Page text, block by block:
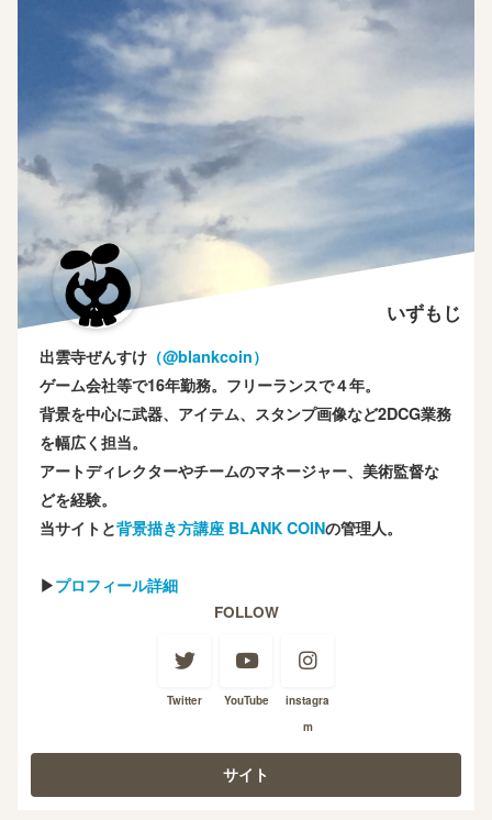
いずもじ
出雲寺ぜんすけ （‎@blankcoin）
ゲーム会社等で16年勤務。フリーランスで４年。
背景を中心に武器、アイテム、スタンプ画像など2DCG業務
を幅広く担当。
アートディレクターやチームのマネージャー、美術監督な
どを経験。
当サイトと背景描き方講座 BLANK COINの管理人。
▶プロフィール詳細
FOLLOW
Twitter YouTube
instagra
m